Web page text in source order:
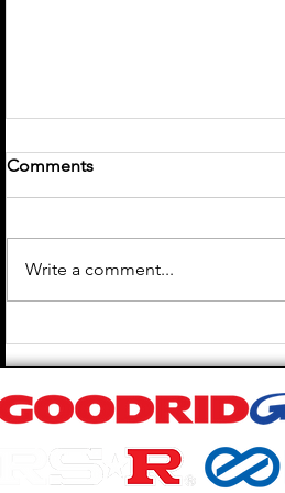
全套 BREMBO 套裝 BM6
405mm 碟 . 套裝包括:
BREMBO BM6 螢光色卡鉗 ,
405mm 正廠碟 , BREMBO 橋 ,
油管. 後邊方案加強美觀感做
Comments
Write a comment...